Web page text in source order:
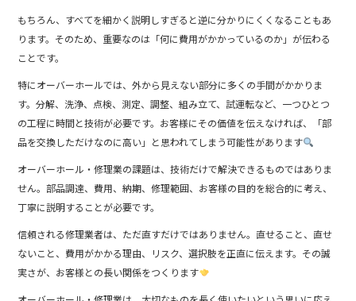
もちろん、すべてを細かく説明しすぎると逆に分かりにくくなることもあ
ります。そのため、重要なのは「何に費用がかかっているのか」が伝わる
ことです。
特にオーバーホールでは、外から見えない部分に多くの手間がかかりま
す。分解、洗浄、点検、測定、調整、組み立て、試運転など、一つひとつ
の工程に時間と技術が必要です。お客様にその価値を伝えなければ、「部
品を交換しただけなのに高い」と思われてしまう可能性があります
オーバーホール・修理業の課題は、技術だけで解決できるものではありま
せん。部品調達、費用、納期、修理範囲、お客様の目的を総合的に考え、
丁寧に説明することが必要です。
信頼される修理業者は、ただ直すだけではありません。直せること、直せ
ないこと、費用がかかる理由、リスク、選択肢を正直に伝えます。その誠
実さが、お客様との長い関係をつくります